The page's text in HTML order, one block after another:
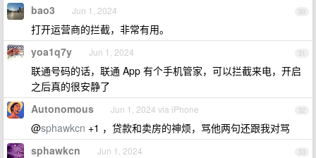
30
bao3 Jun 1, 2024
打开运营商的拦截，非常有用。
31
yoa1q7y Jun 1, 2024
联通号码的话，联通 App 有个手机管家，可以拦截来电，开启
之后真的很安静了
32
Autonomous Jun 1, 2024 via iPhone
@sphawkcn +1 ，贷款和卖房的神烦，骂他两句还跟我对骂
33
sphawkcn Jun 1, 2024